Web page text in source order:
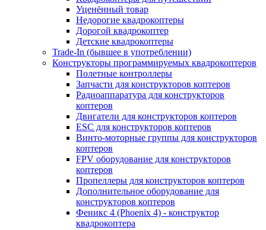
Уценённый товар
Недорогие квадрокоптеры
Дорогой квадрокоптер
Детские квадрокоптеры
Trade-In (бывшее в употреблении)
Конструкторы программируемых квадрокоптеров
Полетные контроллеры
Запчасти для конструкторов коптеров
Радиоаппаратура для конструкторов
коптеров
Двигатели для конструкторов коптеров
ESC для конструкторов коптеров
Винто-моторные группы для конструкторов
коптеров
FPV оборудование для конструкторов
коптеров
Пропеллеры для конструкторов коптеров
Дополнительное оборудование для
конструкторов коптеров
Феникс 4 (Phoenix 4) - конструктор
квадрокоптера